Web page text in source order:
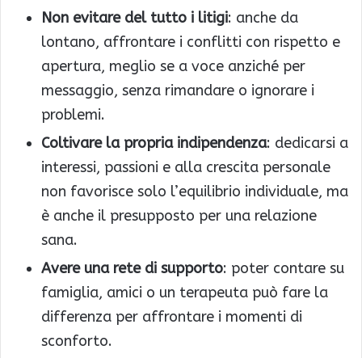
Non evitare del tutto i litigi: anche da
lontano, affrontare i conflitti con rispetto e
apertura, meglio se a voce anziché per
messaggio, senza rimandare o ignorare i
problemi.
Coltivare la propria indipendenza: dedicarsi a
interessi, passioni e alla crescita personale
non favorisce solo l’equilibrio individuale, ma
è anche il presupposto per una relazione
sana.
Avere una rete di supporto: poter contare su
famiglia, amici o un terapeuta può fare la
differenza per affrontare i momenti di
sconforto.